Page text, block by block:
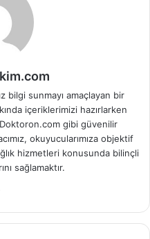
bilgi sunmayı amaçlayan bir
içeriklerimizi hazırlarken
Doktoron.com gibi güvenilir
okuyucularımıza objektif
hizmetleri konusunda bilinçli
sağlamaktır.